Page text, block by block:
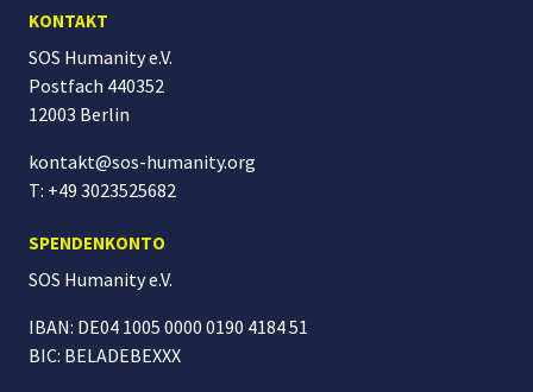
KONTAKT
SOS Humanity e.V.
Postfach 440352
12003 Berlin
kontakt@sos-humanity.org
T: +49 3023525682
SPENDENKONTO
SOS Humanitye.V.
IBAN: DE04 1005 0000 0190 4184 51
BIC: BELADEBEXXX